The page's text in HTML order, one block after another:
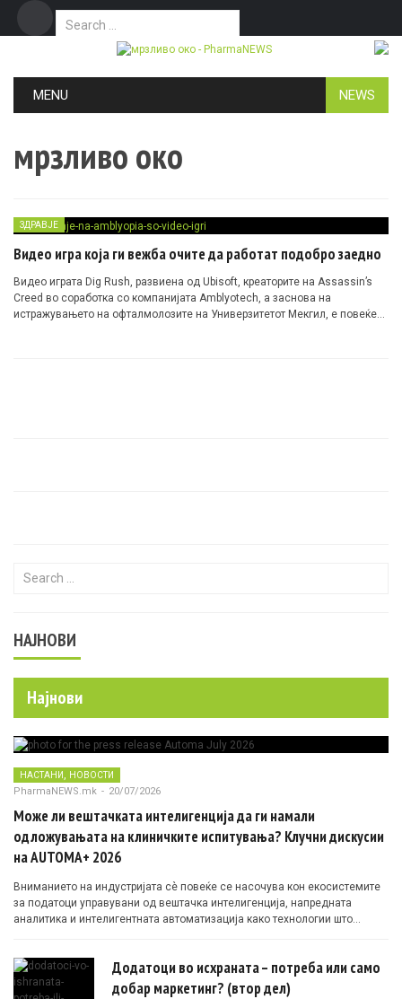
Search for:
MENU NEWS
мрзливо око
ЗДРАВЈЕ
Видео игра која ги вежба очите да работат подобро заедно
Видео играта Dig Rush, развиена од Ubisoft, креаторите на Assassin’s
Creed во соработка со компанијата Amblyotech, а заснова на
истражувањето на офталмолозите на Универзитетот Мекгил, е повеќе
Search for:
НАЈНОВИ
Најнови
НАСТАНИ НОВОСТИ
PharmaNEWS.mk - 20/07/2026
Може ли вештачката интелигенција да ги намали
одложувањата на клиничките испитувања? Клучни дискусии
на AUTOMA+ 2026
Вниманието на индустријата сè повеќе се насочува кон екосистемите
за податоци управувани од вештачка интелигенција, напредната
аналитика и интелигентната автоматизација како технологии што
Додатоци во исхраната – потреба или само
добар маркетинг? (втор дел)